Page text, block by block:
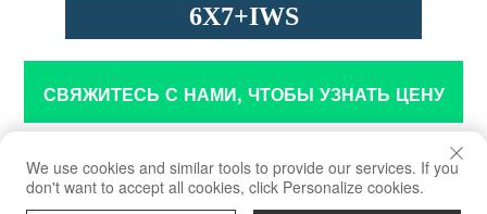
6X7+IWS
СВЯЖИТЕСЬ С НАМИ, ЧТОБЫ УЗНАТЬ ЦЕНУ
Используется для важных машин и аппаратов
We use cookies and similar tools to provide our services. If you
don't want to accept all cookies, click Personalize cookies.